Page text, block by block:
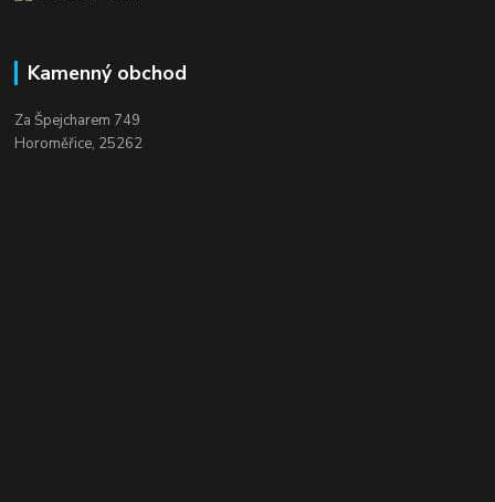
Kamenný obchod
Za Špejcharem 749
Horoměřice, 25262